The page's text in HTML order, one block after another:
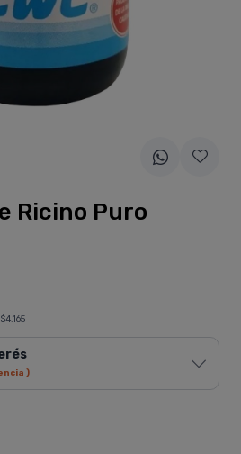
Ricino Puro
$4.165
)